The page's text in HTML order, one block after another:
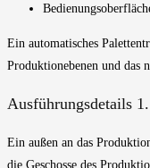
Ein automatisches
Produktionebenen und das
Ausführungsdetails
Ein außen an das
die Geschosse des